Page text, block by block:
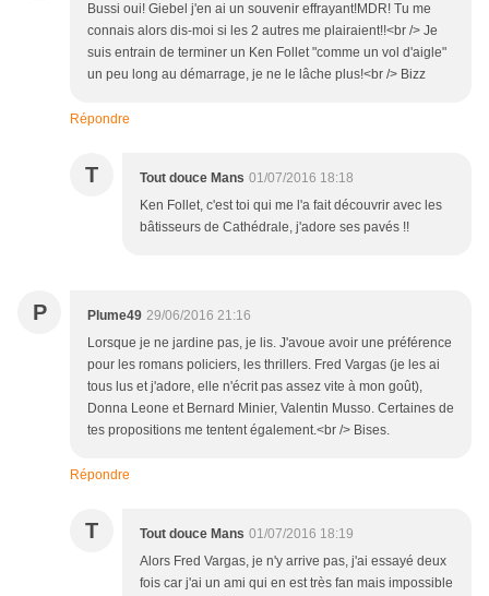
Bussi oui! Giebel j'en ai un souvenir effrayant!MDR! Tu me
connais alors dis-moi si les 2 autres me plairaient!!<br /> Je
suis entrain de terminer un Ken Follet "comme un vol d'aigle"
un peu long au démarrage, je ne le lâche plus!<br /> Bizz
Répondre
T Tout douce Mans 01/07/2016 18:18
Ken Follet, c'est toi qui me l'a fait découvrir avec les
bâtisseurs de Cathédrale, j'adore ses pavés !!
P Plume49 29/06/2016 21:16
Lorsque je ne jardine pas, je lis. J'avoue avoir une préférence
pour les romans policiers, les thrillers. Fred Vargas (je les ai
tous lus et j'adore, elle n'écrit pas assez vite à mon goût),
Donna Leone et Bernard Minier, Valentin Musso. Certaines de
tes propositions me tentent également.<br /> Bises.
Répondre
T Tout douce Mans 01/07/2016 18:19
Alors Fred Vargas, je n'y arrive pas, j'ai essayé deux
fois car j'ai un ami qui en est très fan mais impossible